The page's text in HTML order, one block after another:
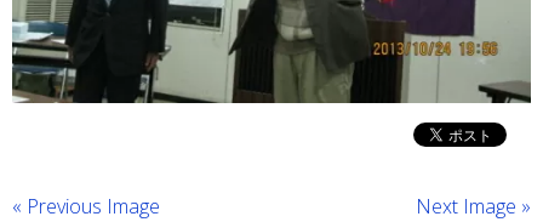
« Previous Image Next Image »